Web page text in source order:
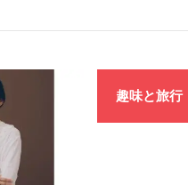
趣味と旅行